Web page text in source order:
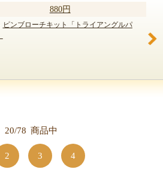
880円
ピンブローチキット「トライアングルパ
20/78 商品中
2 3 4